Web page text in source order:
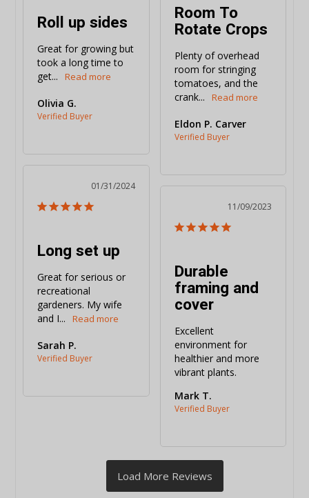
Room To
Rotate Crops
Plenty of overhead
room for stringing
tomatoes, and the
crank...
Eldon P. Carver
Roll up sides
Great for growing but
took a long time to
get...
Olivia G.
01/31/2024
Long set up
Great for serious or
recreational
gardeners. My wife
and I...
Sarah P.
11/09/2023
Durable
framing and
cover
Excellent
environment for
healthier and more
vibrant plants.
Mark T.